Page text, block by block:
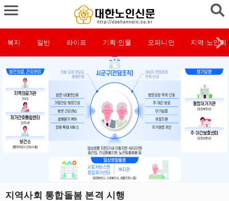
복지 일반 라이프 기획·인물 오피니언 지역·노인회
지역사회 통합돌봄 본격 시행